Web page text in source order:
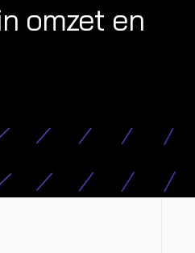
omzet en